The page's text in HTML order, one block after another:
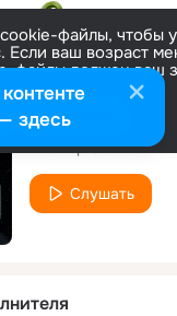
файлы, чтобы
Если ваш возраст
файлы должен ваш
Больше информации
Настроить
The Top Orchestra
Слушать
здесь